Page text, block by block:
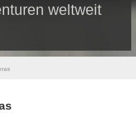
weltweit